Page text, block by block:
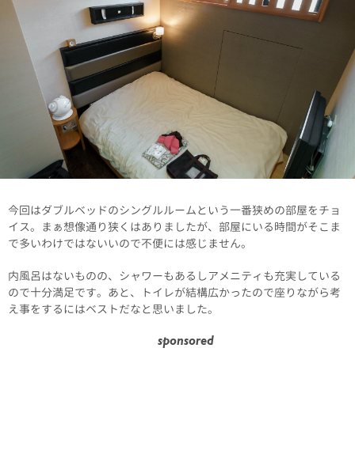
今回はダブルベッドのシングルルームという一番狭めの部屋をチョ
イス。まぁ想像通り狭くはありましたが、部屋にいる時間がそこま
で多いわけではないいので不便には感じません。
内風呂はないものの、シャワーもあるしアメニティも充実している
ので十分満足です。あと、トイレが結構広かったので座りながら考
え事をするにはベストだなと思いました。
sponsored